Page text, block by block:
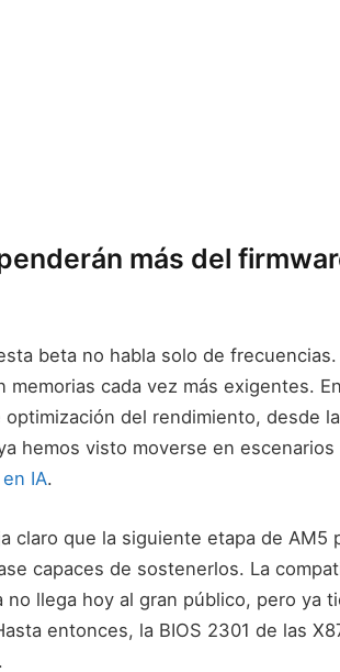
más del
beta no habla solo de
cada vez más exigentes.
del rendimiento, desde
hemos visto moverse en
IA.
claro que la siguiente etapa de AM5
capaces de sostenerlos. La
no llega hoy al gran público, pero ya
entonces, la BIOS 2301 de las